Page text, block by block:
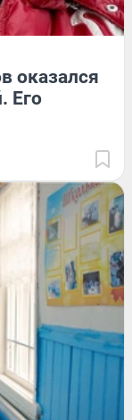
оказался
Его